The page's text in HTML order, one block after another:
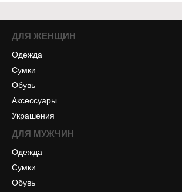
ДЛЯ ЖЕНЩИН
Одежда
Сумки
Обувь
Аксессуары
Украшения
ДЛЯ МУЖЧИН
Одежда
Сумки
Обувь